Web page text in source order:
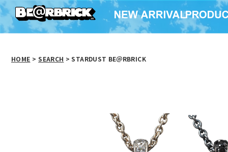
HOME > SEARCH > STARDUST BE＠RBRICK